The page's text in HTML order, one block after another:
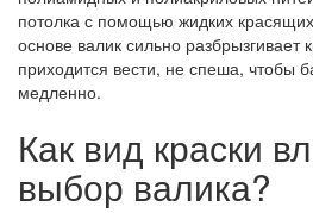
потолка с помощью жидких
основе валик сильно разбрызгивает
приходится вести, не спеша, чтобы
медленно.
Как вид краски
выбор валика?